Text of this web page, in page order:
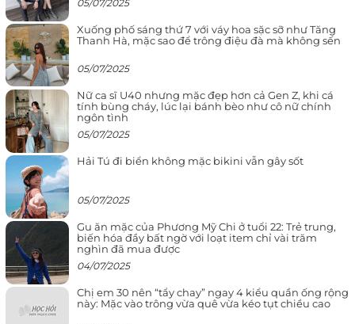
05/07/2025
Xuống phố sáng thứ 7 với váy hoa sặc sỡ như Tăng
Thanh Hà, mặc sao để trông điệu đà mà không sến
05/07/2025
Nữ ca sĩ U40 nhưng mặc đẹp hơn cả Gen Z, khi cá
tính bùng cháy, lúc lại bánh bèo như cô nữ chính
ngôn tình
05/07/2025
Hải Tú đi biển không mặc bikini vẫn gây sốt
05/07/2025
Gu ăn mặc của Phương Mỹ Chi ở tuổi 22: Trẻ trung,
biến hóa đầy bất ngờ với loạt item chỉ vài trăm
nghìn đã mua được
04/07/2025
Chị em 30 nên “tẩy chay” ngay 4 kiểu quần ống rộng
này: Mặc vào trông vừa quê vừa kéo tụt chiều cao